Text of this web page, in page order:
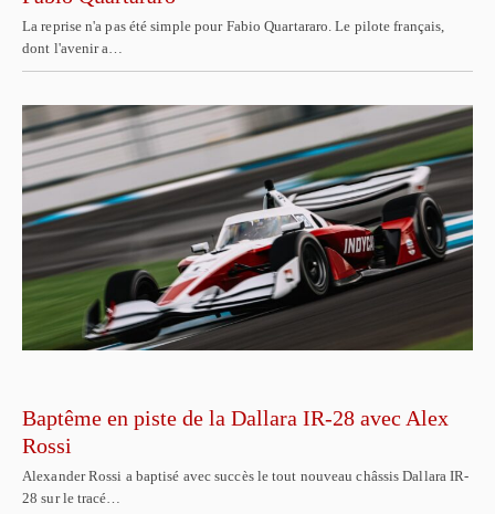
La reprise n'a pas été simple pour Fabio Quartararo. Le pilote français,
dont l'avenir a…
Baptême en piste de la Dallara IR-28 avec Alex
Rossi
Alexander Rossi a baptisé avec succès le tout nouveau châssis Dallara IR-
28 sur le tracé…